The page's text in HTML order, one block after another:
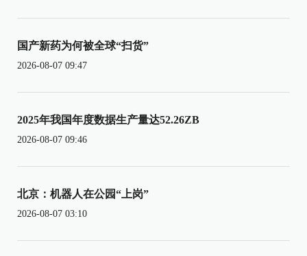
国产新药为何被全球“扫货”
2026-08-07 09:47
2025年我国年度数据生产量达52.26ZB
2026-08-07 09:46
北京：机器人在公园“上岗”
2026-08-07 03:10